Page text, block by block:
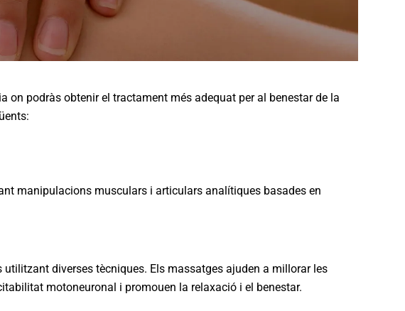
on podràs obtenir el tractament més adequat per al benestar de la
manipulacions musculars i articulars analítiques basades en
diverses tècniques. Els massatges ajuden a millorar les
motoneuronal i promouen la relaxació i el benestar.